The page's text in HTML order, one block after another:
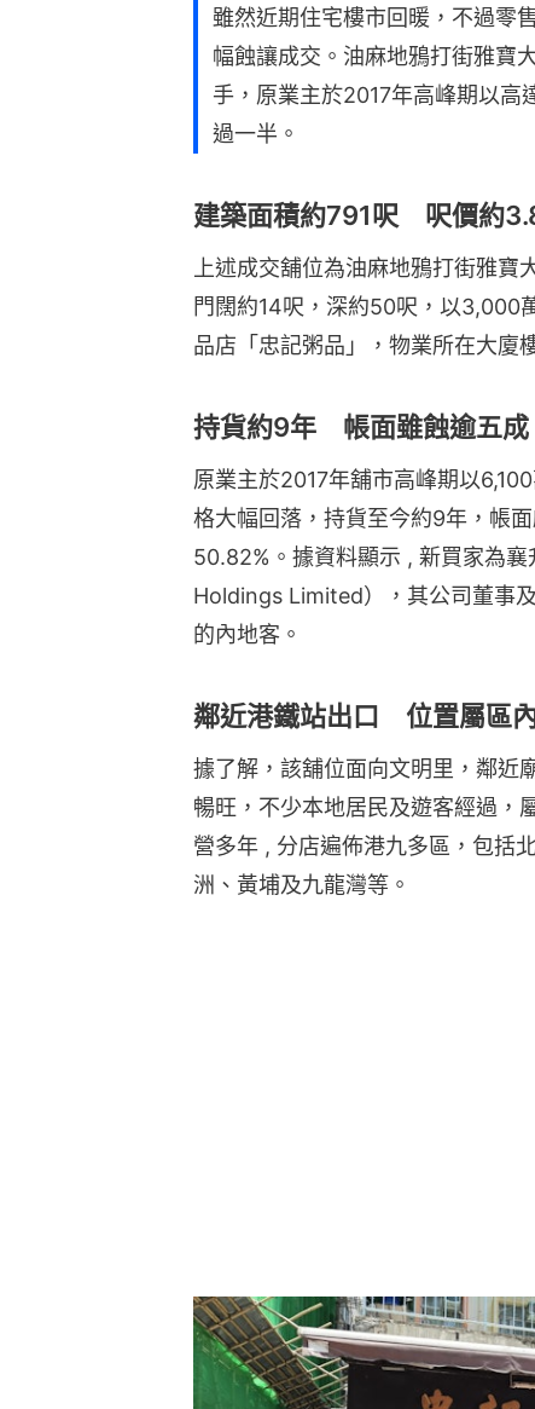
雖然近期住宅樓市回暖，不過零
幅蝕讓成交。油麻地鴉打街雅寶
手，原業主於2017年高峰期以高
過一半。
建築面積約791呎 呎價約
上述成交舖位為油麻地鴉打街雅寶
門闊約14呎，深約50呎，以3,000
品店「忠記粥品」，物業所在大廈
持貨約9年 帳面雖蝕逾五成
原業主於2017年舖市高峰期以
格大幅回落，持貨至今約9年，帳
50.82%。據資料顯示 , 新買家為
Holdings Limited），其公司董事
的內地客。
鄰近港鐵站出口 位置屬區
據了解，該舖位面向文明里，鄰近
暢旺，不少本地居民及遊客經過，
營多年 , 分店遍佈港九多區，包括
洲、黃埔及九龍灣等。